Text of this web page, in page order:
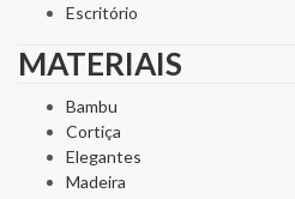
Escritório
MATERIAIS
Bambu
Cortiça
Elegantes
Madeira